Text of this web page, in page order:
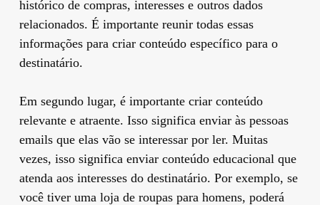
histórico de compras, interesses e outros dados
relacionados. É importante reunir todas essas
informações para criar conteúdo específico para o
destinatário.
Em segundo lugar, é importante criar conteúdo
relevante e atraente. Isso significa enviar às pessoas
emails que elas vão se interessar por ler. Muitas
vezes, isso significa enviar conteúdo educacional que
atenda aos interesses do destinatário. Por exemplo, se
você tiver uma loja de roupas para homens, poderá